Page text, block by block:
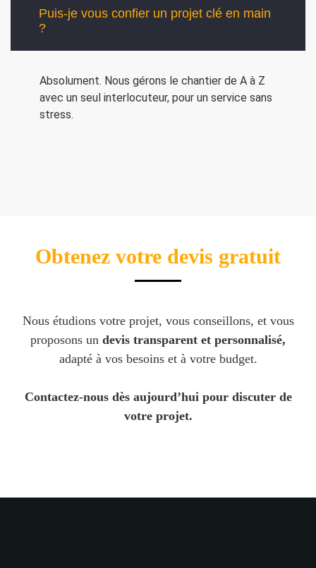
Puis-je vous confier un projet clé en main
?
Absolument. Nous gérons le chantier de A à Z
avec un seul interlocuteur, pour un service sans
stress.
Obtenez votre devis gratuit
Nous étudions votre projet, vous conseillons, et vous
proposons un devis transparent et personnalisé,
adapté à vos besoins et à votre budget.
Contactez-nous dès aujourd’hui pour discuter de
votre projet.